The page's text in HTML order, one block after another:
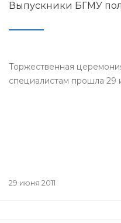
Мелеузовского,
Выпускники БГМУ
Торжественная
специалистам прошла
29 июня 2011